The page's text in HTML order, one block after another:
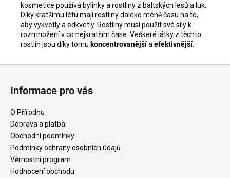
kosmetice používá bylinky a rostliny z baltských lesů a luk.
Díky kratšímu létu mají rostliny daleko méně času na to,
aby vykvetly a odkvetly. Rostliny musí použít své síly k
rozmnožení v co nejkratším čase. Veškeré látky z těchto
rostlin jsou díky tomu koncentrovanějšía efektivnější.
Informace pro vás
O Přírodnu
Doprava a platba
Obchodní podmínky
Podmínky ochrany osobních údajů
Věrnostní program
Hodnocení obchodu